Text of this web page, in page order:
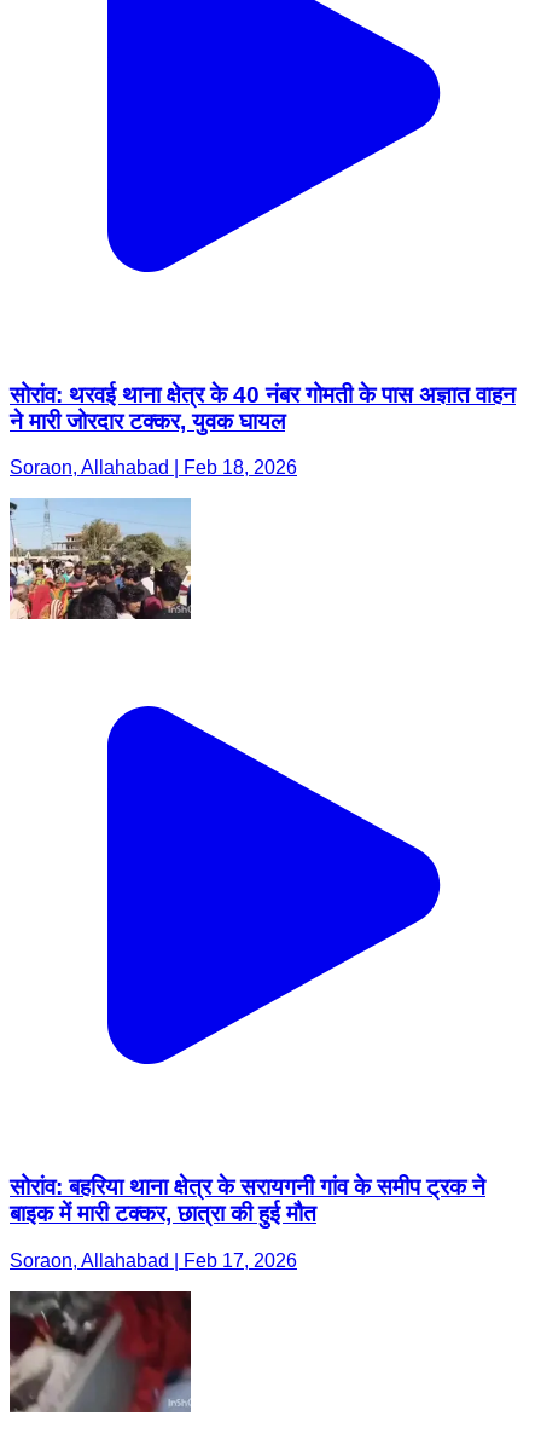
सोरांव: थरवई थाना क्षेत्र के 40 नंबर गोमती के पास अज्ञात वाहन
ने मारी जोरदार टक्कर, युवक घायल
Soraon, Allahabad | Feb 18, 2026
सोरांव: बहरिया थाना क्षेत्र के सरायगनी गांव के समीप ट्रक ने
बाइक में मारी टक्कर, छात्रा की हुई मौत
Soraon, Allahabad | Feb 17, 2026